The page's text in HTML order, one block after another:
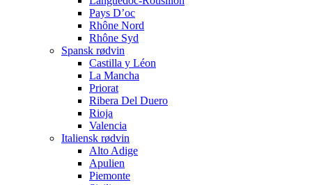
Pays D’oc
Rhône Nord
Rhône Syd
Spansk rødvin
Castilla y Léon
La Mancha
Priorat
Ribera Del Duero
Rioja
Valencia
Italiensk rødvin
Alto Adige
Apulien
Piemonte